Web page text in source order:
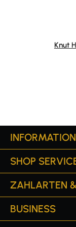
Durchschnittliche
Knut
SHOP
ZAHLARTEN
BUSINESS